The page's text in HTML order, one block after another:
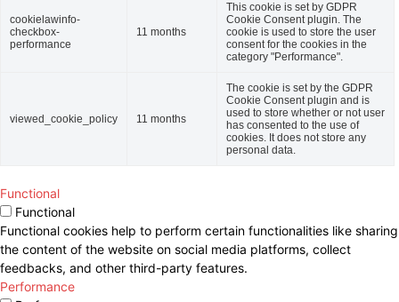
cookielawinfo-
checkbox-
performance
11 months
This cookie is set by GDPR
Cookie Consent plugin. The
cookie is used to store the user
consent for the cookies in the
category "Performance".
viewed_cookie_policy 11 months
The cookie is set by the GDPR
Cookie Consent plugin and is
used to store whether or not user
has consented to the use of
cookies. It does not store any
personal data.
Functional
Functional
Functional cookies help to perform certain functionalities like sharing
the content of the website on social media platforms, collect
feedbacks, and other third-party features.
Performance